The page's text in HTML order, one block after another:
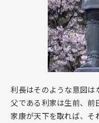
利長はそのような意図は
父である利家は生前、前
家康が天下を取れば、